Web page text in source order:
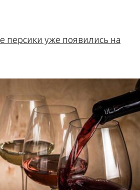
персики уже появились на